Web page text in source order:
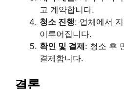
고 계약합니다.
청소 진행: 업체에서
이루어집니다.
확인 및 결제 : 청소 후
결제합니다.
결론